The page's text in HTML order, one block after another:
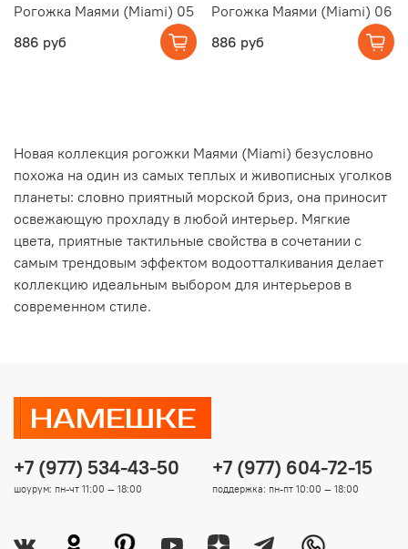
Рогожка Маями (Miami) 05
886 руб
Рогожка Маями (Miami) 06
886 руб
Новая коллекция рогожки Маями (Miami) безусловно
похожа на один из самых теплых и живописных уголков
планеты: словно приятный морской бриз, она приносит
освежающую прохладу в любой интерьер. Мягкие
цвета, приятные тактильные свойства в сочетании с
самым трендовым эффектом водоотталкивания делает
коллекцию идеальным выбором для интерьеров в
современном стиле.
+7 (977) 534-43-50
шоурум: пн-чт 11:00 — 18:00
+7 (977) 604-72-15
поддержка: пн-пт 10:00 — 18:00